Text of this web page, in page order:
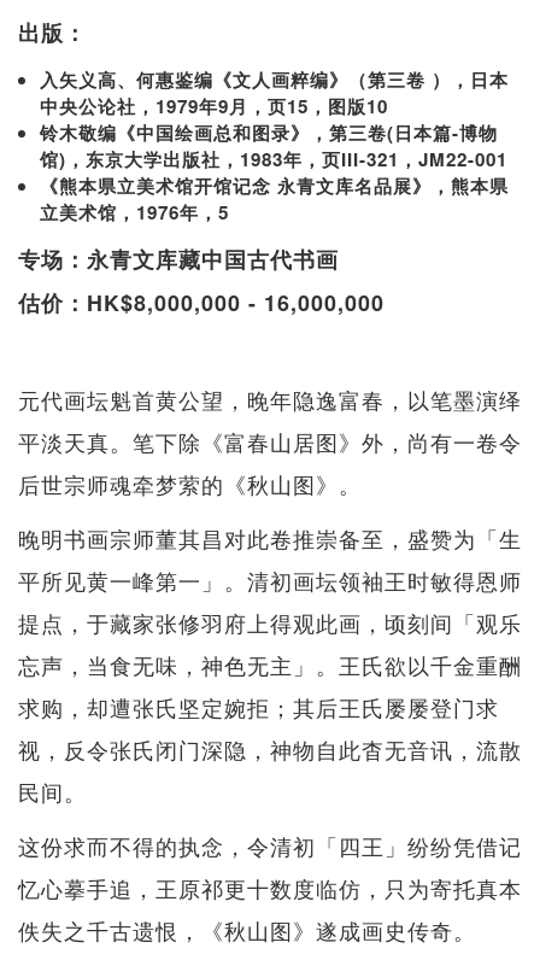
出版：
入矢义高、何惠鉴编《文人画粹编》（第三卷 ），日本
中央公论社，1979年9月，页15，图版10
铃木敬编《中国绘画总和图录》，第三卷(日本篇-博物
馆)，东京大学出版社，1983年，页III-321，JM22-001
《熊本県立美术馆开馆记念 永青文库名品展》，熊本県
立美术馆，1976年，5
专场：永青文库藏中国古代书画
估价：HK$8,000,000 - 16,000,000
元代画坛魁首黄公望，晚年隐逸富春，以笔墨演绎
平淡天真。笔下除《富春山居图》外，尚有一卷令
后世宗师魂牵梦萦的《秋山图》。
晚明书画宗师董其昌对此卷推崇备至，盛赞为「生
平所见黄一峰第一」。清初画坛领袖王时敏得恩师
提点，于藏家张修羽府上得观此画，顷刻间「观乐
忘声，当食无味，神色无主」。王氏欲以千金重酬
求购，却遭张氏坚定婉拒；其后王氏屡屡登门求
视，反令张氏闭门深隐，神物自此杳无音讯，流散
民间。
这份求而不得的执念，令清初「四王」纷纷凭借记
忆心摹手追，王原祁更十数度临仿，只为寄托真本
佚失之千古遗恨，《秋山图》遂成画史传奇。